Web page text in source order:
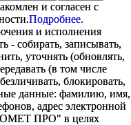
и согласен с
Подробнее.
и исполнения
- собирать, записывать,
уточнять (обновлять,
(в том числе
блокировать,
данные: фамилию, имя,
адрес электронной
ПРО" в целях